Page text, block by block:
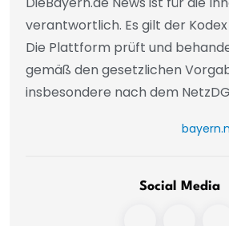
verantwortlich. Es gilt der
Die Plattform prüft und
gemäß den gesetzlichen
insbesondere nach dem
Social Media